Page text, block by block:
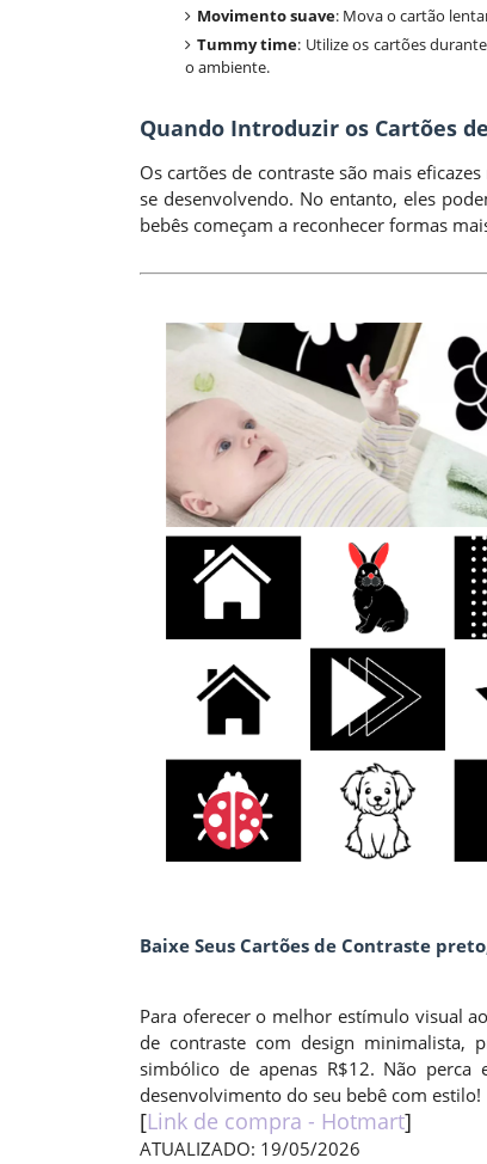
Movimento suave: Mova o cartão
Tummy time: Utilize os cartões
o ambiente.
Quando Introduzir os Cartões
Os cartões de contraste são mais
se desenvolvendo. No entanto, eles
bebês começam a reconhecer formas
Baixe Seus Cartões de Contraste
Para oferecer o melhor estímulo visual
de contraste com design minimalista,
simbólico de apenas R$12. Não
desenvolvimento do seu bebê com estilo!
[Link de compra - Hotmart]
ATUALIZADO: 19/05/2026